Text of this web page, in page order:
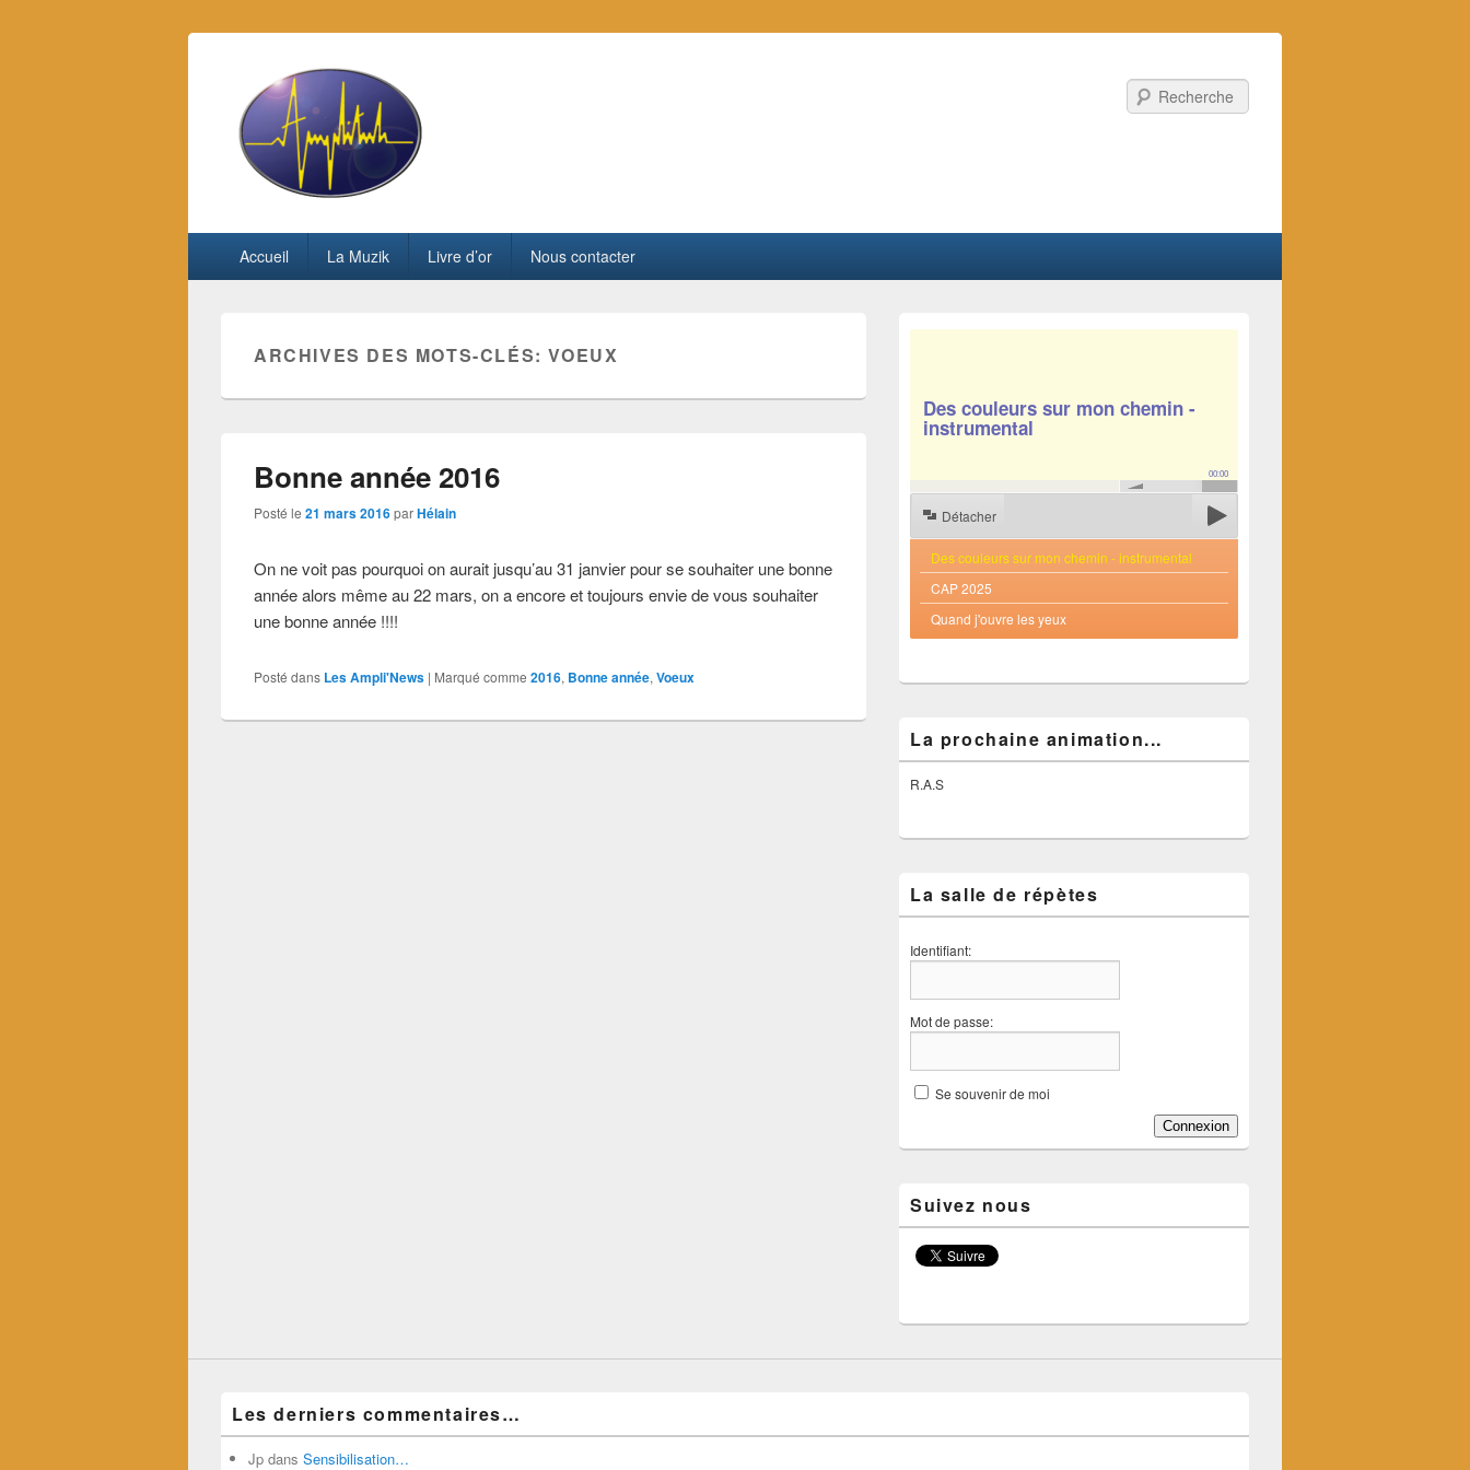
Site du groupe Amplitude
Menu principal
Aller au contenu principal
Aller au contenu secondaire
Accueil La Muzik Livre d’or Nous contacter
ARCHIVES DES MOTS-CLÉS:VOEUX
Bonne année 2016
Posté le 21 mars 2016parHélain
On ne voit pas pourquoi on aurait jusqu’au 31 janvier pour se souhaiter une bonne
année alors même au 22 mars, on a encore et toujours envie de vous souhaiter
une bonne année !!!!
Posté dans Les Ampli'News | Marqué comme 2016, Bonne année, Voeux
Des couleurs sur mon chemin -
instrumental
00:00
Détacher
Des couleurs sur mon chemin - instrumental
CAP 2025
Quand j'ouvre les yeux
La prochaine animation...
R.A.S
La salle de répètes
Identifiant:
Mot de passe:
Se souvenir de moi
Connexion
Suivez nous
Les derniers commentaires…
Jp dans Sensibilisation…